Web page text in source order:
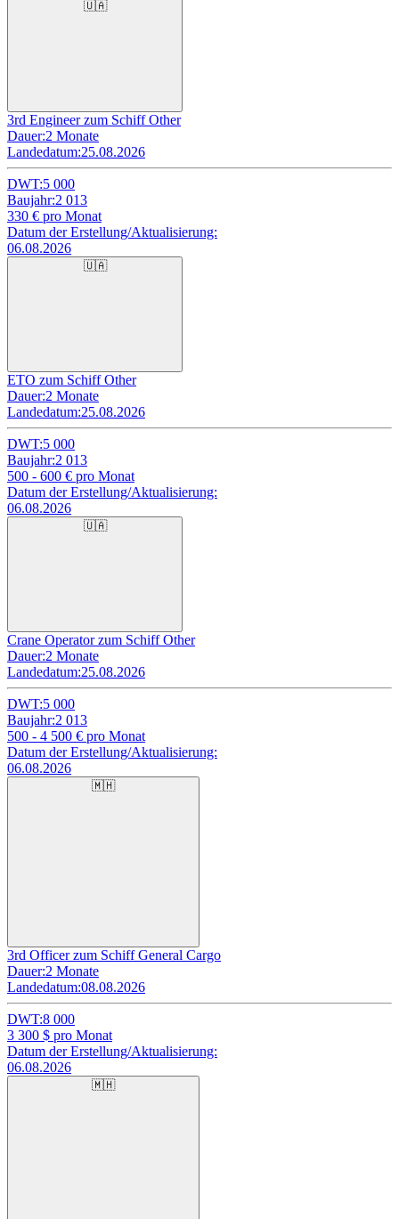
🇺🇦
3rd Engineer zum Schiff Other
Dauer:2 Monate
Landedatum:25.08.2026
DWT:5 000
Baujahr:2 013
330 € pro Monat
Datum der Erstellung/Aktualisierung:
06.08.2026
🇺🇦
ETO zum Schiff Other
Dauer:2 Monate
Landedatum:25.08.2026
DWT:5 000
Baujahr:2 013
500 - 600 € pro Monat
Datum der Erstellung/Aktualisierung:
06.08.2026
🇺🇦
Crane Operator zum Schiff Other
Dauer:2 Monate
Landedatum:25.08.2026
DWT:5 000
Baujahr:2 013
500 - 4 500 € pro Monat
Datum der Erstellung/Aktualisierung:
06.08.2026
🇲🇭
3rd Officer zum Schiff General Cargo
Dauer:2 Monate
Landedatum:08.08.2026
DWT:8 000
3 300 $ pro Monat
Datum der Erstellung/Aktualisierung:
06.08.2026
🇲🇭